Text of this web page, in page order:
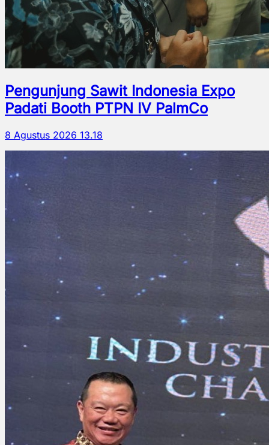
Pengunjung Sawit Indonesia Expo
Padati Booth PTPN IV PalmCo
8 Agustus 2026 13.18